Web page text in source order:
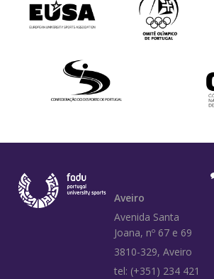
Aveiro
Avenida Santa
Joana, nº 67 e 69
3810-329, Aveiro
tel: (+351) 234 421